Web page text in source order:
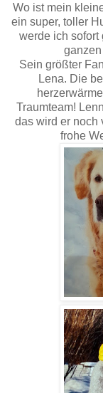
Wo ist mein
ein super, toller
werde ich sofort
Sein größter
Lena. Die
Traumteam!
das wird er noch
frohe